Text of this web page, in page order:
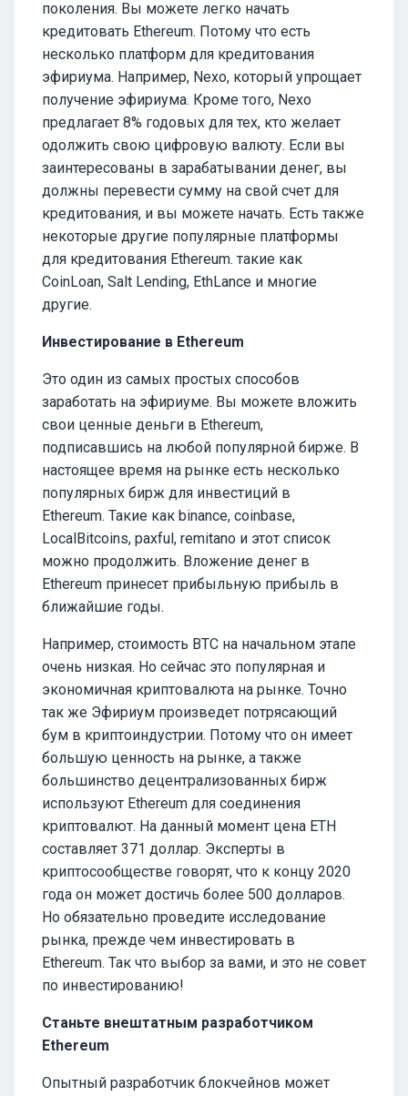
поколения. Вы можете легко начать
кредитовать Ethereum. Потому что есть
несколько платформ для кредитования
эфириума. Например, Nexo, который упрощает
получение эфириума. Кроме того, Nexo
предлагает 8% годовых для тех, кто желает
одолжить свою цифровую валюту. Если вы
заинтересованы в зарабатывании денег, вы
должны перевести сумму на свой счет для
кредитования, и вы можете начать. Есть также
некоторые другие популярные платформы
для кредитования Ethereum. такие как
CoinLoan, Salt Lending, EthLance и многие
другие.
Инвестирование в Ethereum
Это один из самых простых способов
заработать на эфириуме. Вы можете вложить
свои ценные деньги в Ethereum,
подписавшись на любой популярной бирже. В
настоящее время на рынке есть несколько
популярных бирж для инвестиций в
Ethereum. Такие как binance, coinbase,
LocalBitcoins, paxful, remitano и этот список
можно продолжить. Вложение денег в
Ethereum принесет прибыльную прибыль в
ближайшие годы.
Например, стоимость BTC на начальном этапе
очень низкая. Но сейчас это популярная и
экономичная криптовалюта на рынке. Точно
так же Эфириум произведет потрясающий
бум в криптоиндустрии. Потому что он имеет
большую ценность на рынке, а также
большинство децентрализованных бирж
используют Ethereum для соединения
криптовалют. На данный момент цена ETH
составляет 371 доллар. Эксперты в
криптосообществе говорят, что к концу 2020
года он может достичь более 500 долларов.
Но обязательно проведите исследование
рынка, прежде чем инвестировать в
Ethereum. Так что выбор за вами, и это не совет
по инвестированию!
Станьте внештатным разработчиком
Ethereum
Опытный разработчик блокчейнов может